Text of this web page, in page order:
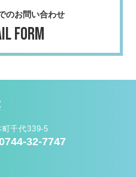
のお問い合わせ
FORM
千代339-5
32-7747